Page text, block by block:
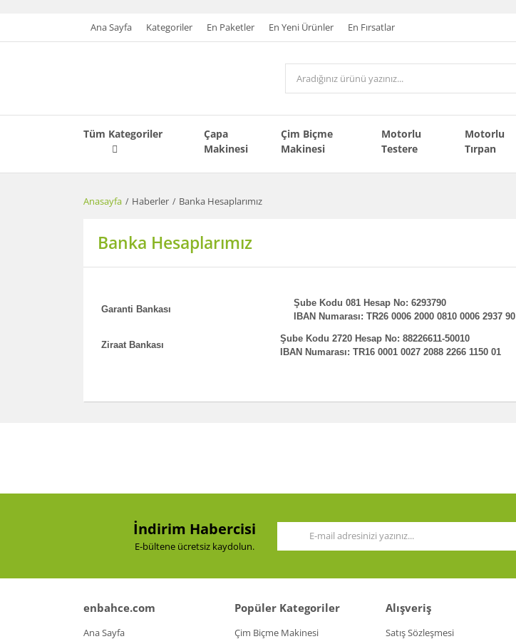
Ana Sayfa Kategoriler En Paketler En Yeni Ürünler En Fırsatlar
Tüm Kategoriler
Çapa
Makinesi
Çim Biçme
Makinesi
Motorlu
Testere
Motorlu
Tırpan
Anasayfa Haberler Banka Hesaplarımız
Banka Hesaplarımız
Garanti Bankası
Şube Kodu 081 Hesap No: 6293790
IBAN Numarası: TR26 0006 2000 0810 0006 2937 90
Ziraat Bankası
Şube Kodu 2720 Hesap No: 88226611-50010
IBAN Numarası: TR16 0001 0027 2088 2266 1150 01
İndirim Habercisi
E-bültene ücretsiz kaydolun.
enbahce.com
Ana Sayfa
Popüler Kategoriler
Çim Biçme Makinesi
Alışveriş
Satış Sözleşmesi